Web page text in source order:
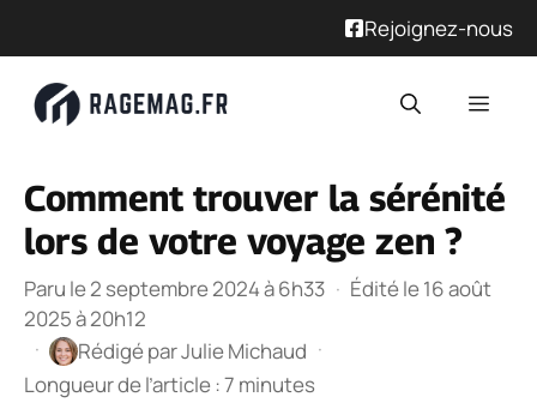
Rejoignez-nous
Comment trouver la sérénité
lors de votre voyage zen ?
Paru le 2 septembre 2024 à 6h33 · Édité le 16 août
2025 à 20h12
·
Rédigé parJulie Michaud ·
Longueur de l’article : 7 minutes